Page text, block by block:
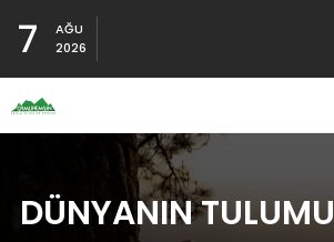
7
AĞU
2026
DÜNYANIN TULUMU